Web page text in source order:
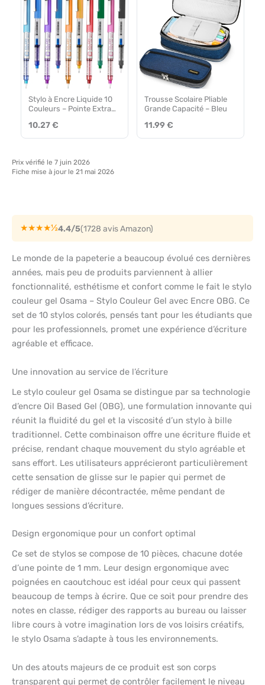
Stylo à Encre Liquide 10
Couleurs – Pointe Extra
10.27 €
Trousse Scolaire Pliable
Grande Capacité – Bleu
11.99 €
Prix vérifié le 7 juin 2026
Fiche mise à jour le 21 mai 2026
★★★★½4.4/5(1728 avis Amazon)
Le monde de la papeterie a beaucoup évolué ces dernières
années, mais peu de produits parviennent à allier
fonctionnalité, esthétisme et confort comme le fait le stylo
couleur gel Osama – Stylo Couleur Gel avec Encre OBG. Ce
set de 10 stylos colorés, pensés tant pour les étudiants que
pour les professionnels, promet une expérience d’écriture
agréable et efficace.
Une innovation au service de l’écriture
Le stylo couleur gel Osama se distingue par sa technologie
d’encre Oil Based Gel (OBG), une formulation innovante qui
réunit la fluidité du gel et la viscosité d’un stylo à bille
traditionnel. Cette combinaison offre une écriture fluide et
précise, rendant chaque mouvement du stylo agréable et
sans effort. Les utilisateurs apprécieront particulièrement
cette sensation de glisse sur le papier qui permet de
rédiger de manière décontractée, même pendant de
longues sessions d’écriture.
Design ergonomique pour un confort optimal
Ce set de stylos se compose de 10 pièces, chacune dotée
d’une pointe de 1 mm. Leur design ergonomique avec
poignées en caoutchouc est idéal pour ceux qui passent
beaucoup de temps à écrire. Que ce soit pour prendre des
notes en classe, rédiger des rapports au bureau ou laisser
libre cours à votre imagination lors de vos loisirs créatifs,
le stylo Osama s’adapte à tous les environnements.
Un des atouts majeurs de ce produit est son corps
transparent qui permet de contrôler facilement le niveau